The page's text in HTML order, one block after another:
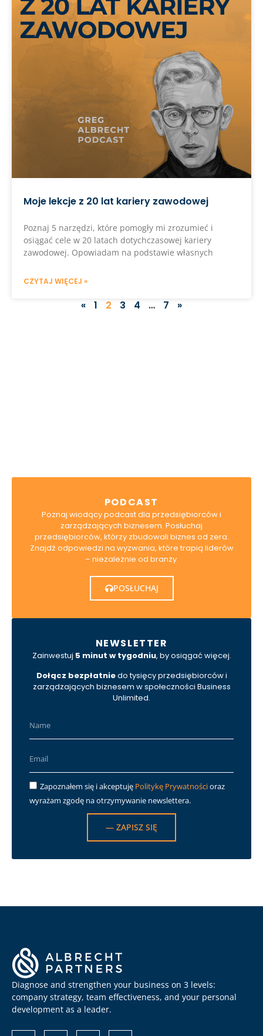
Moje lekcje z 20 lat kariery zawodowej
Poznaj 5 narzędzi, które pomogły mi zrozumieć i
osiągać cele w 20 latach dotychczasowej kariery
zawodowej. Opowiadam na podstawie własnych
CZYTAJ WIĘCEJ »
« 1 2 3 4 … 7 »
PODCAST
Poznaj wiodący podcast dla przedsiębiorców i
zarządzających biznesem. Posłuchaj
przedsiębiorców, którzy zbudowali biznes od zera.
Znajdź odpowiedzi na wyzwania, które trapią liderów
– niezależnie od branży.
POSŁUCHAJ
NEWSLETTER
Zainwestuj 5 minut w tygodniu, by osiągać więcej.
Dołącz bezpłatniedo tysięcy przedsiębiorców i
zarządzających biznesem w społeczności Business
Unlimited.
Zapoznałem się i akceptuję Politykę Prywatnościoraz
wyrażam zgodę na otrzymywanie newslettera.
— ZAPISZ SIĘ
Diagnose and strengthen your business on 3 levels:
company strategy, team effectiveness, and your personal
development as a leader.
Albrecht
Разом